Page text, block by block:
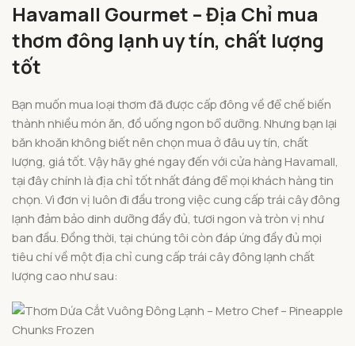
Havamall Gourmet – Địa Chỉ mua
thơm đông lạnh uy tín, chất lượng
tốt
Bạn muốn mua loại thơm đã được cấp đông về để chế biến
thành nhiều món ăn, đồ uống ngon bổ dưỡng. Nhưng bạn lại
băn khoăn không biết nên chọn mua ở đâu uy tín, chất
lượng, giá tốt. Vậy hãy ghé ngay đến với cửa hàng Havamall,
tại đây chính là địa chỉ tốt nhất đáng để mọi khách hàng tin
chọn. Vì đơn vị luôn đi đầu trong việc cung cấp trái cây đông
lạnh đảm bảo dinh dưỡng đầy đủ, tươi ngon và tròn vị như
ban đầu. Đồng thời, tại chúng tôi còn đáp ứng đầy đủ mọi
tiêu chí về một địa chỉ cung cấp trái cây đông lạnh chất
lượng cao như sau: